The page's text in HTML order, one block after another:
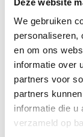
We gebruiken
personaliseren,
en om ons
informatie over
partners voor
partners
informatie die u
verzameld op
TECHNISCHE
makkelijk
BEWEGWIJZERING
TIP:ontbrekende
Routemeldpunt